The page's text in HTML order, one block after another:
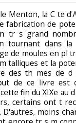
Menton, la C te
fabrication de
tr s grand
tournant dans la
de moules en pl
talliques et la
des th mes de
de ce livre est
fin du XIXe au
certains ont t
D'autres, moins